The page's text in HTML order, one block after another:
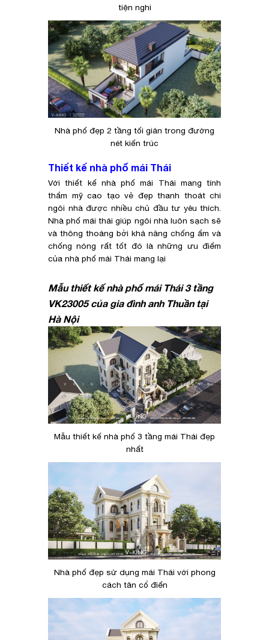
tiện nghi
Nhà phố đẹp 2 tầng tối giản trong đường
nét kiến trúc
Thiết kế nhà phố mái Thái
Với thiết kế nhà phố mái Thái mang tính
thẩm mỹ cao tạo vẻ đẹp thanh thoát chi
ngôi nhà được nhiều chủ đầu tư yêu thích.
Nhà phố mái thái giúp ngôi nhà luôn sạch sẽ
và thông thoáng bởi khả năng chống ẩm và
chống nóng rất tốt đó là những ưu điểm
của nhà phố mái Thái mang lại
Mẫu thiết kế nhà phố mái Thái 3 tầng
VK23005 của gia đình anh Thuần tại
Hà Nội
Mẫu thiết kế nhà phố 3 tầng mái Thái đẹp
nhất
Nhà phố đẹp sử dụng mái Thái với phong
cách tân cổ điển